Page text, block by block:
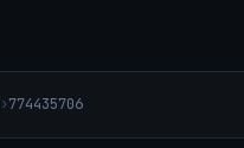
›774435706